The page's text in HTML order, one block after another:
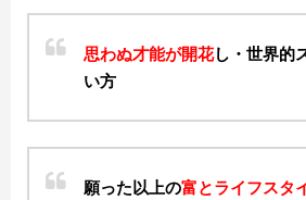
思わぬ才能が開花し・世界的
い方
願った以上の富とライフスタ